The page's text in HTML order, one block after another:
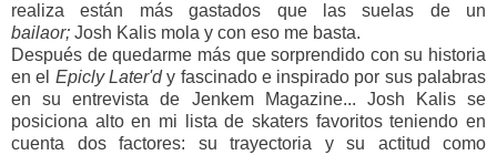
realiza están más gastados que las suelas de un
bailaor; Josh Kalis mola y con eso me basta.
Después de quedarme más que sorprendido con su historia
en el Epicly Later'dy fascinado e inspirado por sus palabras
en su entrevista de Jenkem Magazine... Josh Kalis se
posiciona alto en mi lista de skaters favoritos teniendo en
cuenta dos factores: su trayectoria y su actitud como